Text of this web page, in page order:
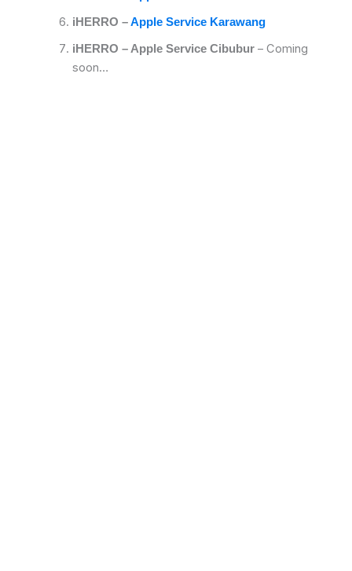
iHERRO –Apple Service Karawang
iHERRO – Apple Service Cibubur– Coming
soon…